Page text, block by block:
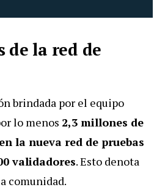
de la red de
brindada por el equipo
lo menos 2,3 millones de
la nueva red de pruebas
validadores. Esto denota
comunidad.